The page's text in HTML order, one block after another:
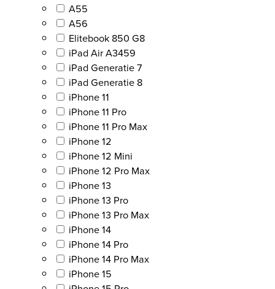
A55
A56
Elitebook 850 G8
iPad Air A3459
iPad Generatie 7
iPad Generatie 8
iPhone 11
iPhone 11 Pro
iPhone 11 Pro Max
iPhone 12
iPhone 12 Mini
iPhone 12 Pro Max
iPhone 13
iPhone 13 Pro
iPhone 13 Pro Max
iPhone 14
iPhone 14 Pro
iPhone 14 Pro Max
iPhone 15